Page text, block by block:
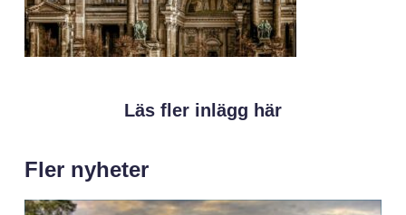
Läs fler inlägg här
Fler nyheter